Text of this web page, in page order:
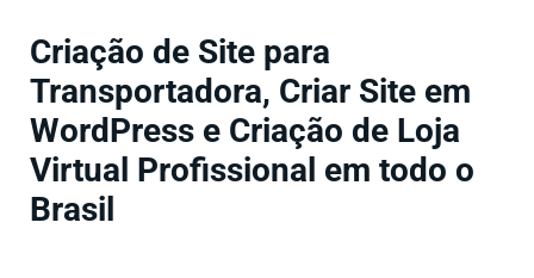
Criação de Site para
Transportadora, Criar Site em
WordPress e Criação de Loja
Virtual Profissional em todo o
Brasil